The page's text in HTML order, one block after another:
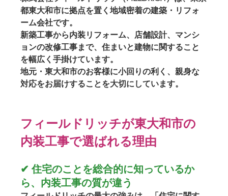
都東大和市に拠点を置く地域密着の建築・リフォ
ーム会社です。
新築工事から内装リフォーム、店舗設計、マンシ
ョンの改修工事まで、住まいと建物に関すること
を幅広く手掛けています。
地元・東大和市のお客様に小回りの利く、親身な
対応をお届けすることを大切にしています。
フィールドリッチが東大和市の
内装工事で選ばれる理由
✔ 住宅のことを総合的に知っているか
ら、内装工事の質が違う